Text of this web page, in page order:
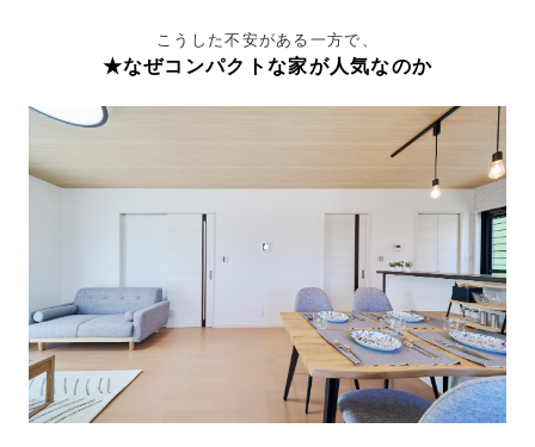
こうした不安がある一方で、
★なぜコンパクトな家が人気なのか